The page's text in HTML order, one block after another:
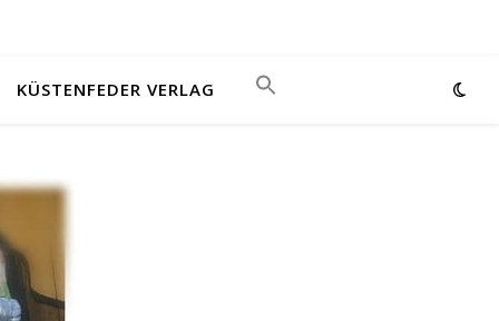
KÜSTENFEDER VERLAG